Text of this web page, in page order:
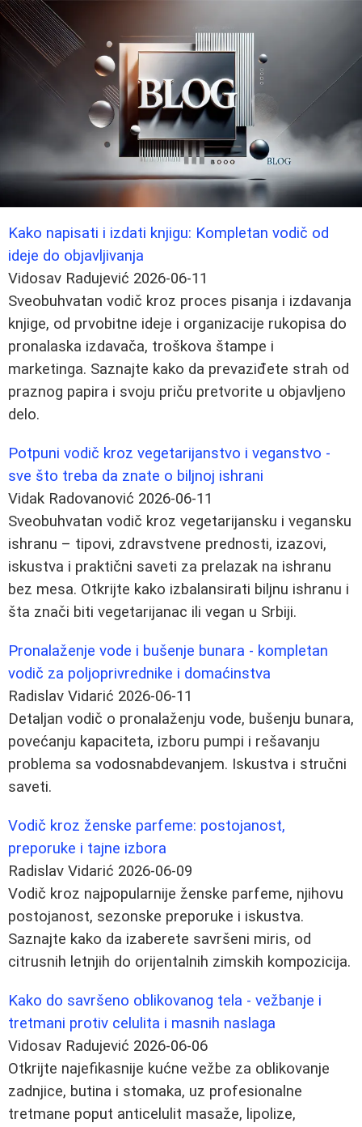
Kako napisati i izdati knjigu: Kompletan vodič od
ideje do objavljivanja
Vidosav Radujević 2026-06-11
Sveobuhvatan vodič kroz proces pisanja i izdavanja
knjige, od prvobitne ideje i organizacije rukopisa do
pronalaska izdavača, troškova štampe i
marketinga. Saznajte kako da prevaziđete strah od
praznog papira i svoju priču pretvorite u objavljeno
delo.
Potpuni vodič kroz vegetarijanstvo i veganstvo -
sve što treba da znate o biljnoj ishrani
Vidak Radovanović 2026-06-11
Sveobuhvatan vodič kroz vegetarijansku i vegansku
ishranu – tipovi, zdravstvene prednosti, izazovi,
iskustva i praktični saveti za prelazak na ishranu
bez mesa. Otkrijte kako izbalansirati biljnu ishranu i
šta znači biti vegetarijanac ili vegan u Srbiji.
Pronalaženje vode i bušenje bunara - kompletan
vodič za poljoprivrednike i domaćinstva
Radislav Vidarić 2026-06-11
Detaljan vodič o pronalaženju vode, bušenju bunara,
povećanju kapaciteta, izboru pumpi i rešavanju
problema sa vodosnabdevanjem. Iskustva i stručni
saveti.
Vodič kroz ženske parfeme: postojanost,
preporuke i tajne izbora
Radislav Vidarić 2026-06-09
Vodič kroz najpopularnije ženske parfeme, njihovu
postojanost, sezonske preporuke i iskustva.
Saznajte kako da izaberete savršeni miris, od
citrusnih letnjih do orijentalnih zimskih kompozicija.
Kako do savršeno oblikovanog tela - vežbanje i
tretmani protiv celulita i masnih naslaga
Vidosav Radujević 2026-06-06
Otkrijte najefikasnije kućne vežbe za oblikovanje
zadnjice, butina i stomaka, uz profesionalne
tretmane poput anticelulit masaže, lipolize,